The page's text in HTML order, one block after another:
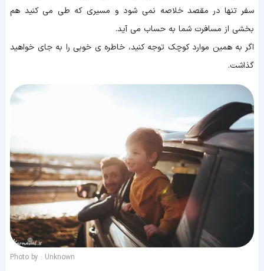
سفر تنها در مقصد خلاصه نمی شود و مسیری که طی می کنید هم
بخشی از مسافرت شما به حساب می آید.
اگر به همین موارد کوچک توجه کنید، خاطره ی خوبی را به جای خواهید
گذاشت.
Photo by : Unknown